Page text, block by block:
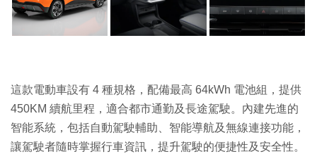
這款電動車設有 4 種規格，配備最高 64kWh 電池組，提供
450KM 續航里程，適合都市通勤及長途駕駛。內建先進的
智能系統，包括自動駕駛輔助、智能導航及無線連接功能，
讓駕駛者隨時掌握行車資訊，提升駕駛的便捷性及安全性。